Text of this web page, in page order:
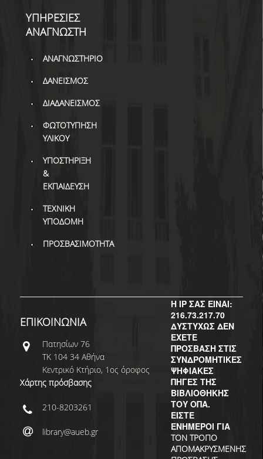
ΥΠΗΡΕΣΙΕΣ
ΑΝΑΓΝΩΣΤΗ
ΑΝΑΓΝΩΣΤΗΡΙΟ
ΔΑΝΕΙΣΜΟΣ
ΔΙΑΔΑΝΕΙΣΜΟΣ
ΦΩΤΟΤΥΠΗΣΗ
ΥΛΙΚΟΥ
ΥΠΟΣΤΗΡΙΞΗ
&
ΕΚΠΑΙΔΕΥΣΗ
ΤΕΧΝΙΚΗ
ΥΠΟΔΟΜΗ
ΠΡΟΣΒΑΣΙΜΟΤΗΤΑ
Η IP ΣΑΣ ΕΙΝΑΙ:
216.73.217.70
ΔΥΣΤΥΧΩΣ ΔΕΝ
ΕΧΕΤΕ
ΠΡΟΣΒΑΣΗ ΣΤΙΣ
ΣΥΝΔΡΟΜΗΤΙΚΕΣ
ΨΗΦΙΑΚΕΣ
ΠΗΓΕΣ ΤΗΣ
ΒΙΒΛΙΟΘΗΚΗΣ
ΤΟΥ ΟΠΑ.
ΕΙΣΤΕ
ΕΝΗΜΕΡΟΙ ΓΙΑ
ΤΟΝ ΤΡΟΠΟ
ΑΠΟΜΑΚΡΥΣΜΕΝΗΣ
ΕΠΙΚΟΙΝΩΝΙΑ
Πατησίων 76
ΤΚ 104 34 Αθήνα
Κεντρικό Κτήριο, 1ος όροφος
Χάρτης πρόσβασης
210-8203261
library@aueb.gr